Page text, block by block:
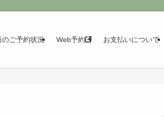
のご予約状況 Web予約 お支払いについて